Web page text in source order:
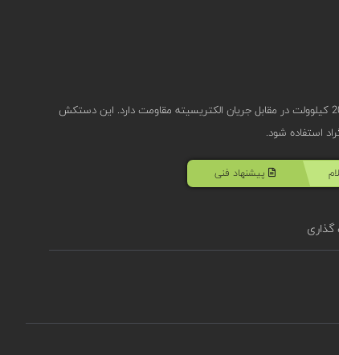
دستکش عایق الکتریکی سکورا ELSEC 20 مدل S5924000 تا 20 کیلوولت در مقابل جریان الکتریسیته مقاومت دارد. این دستکش
پیشنهاد فنی
گذاری